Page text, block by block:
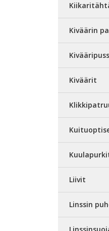
Kiväärin
Kiväärit
Liivit
Linssin